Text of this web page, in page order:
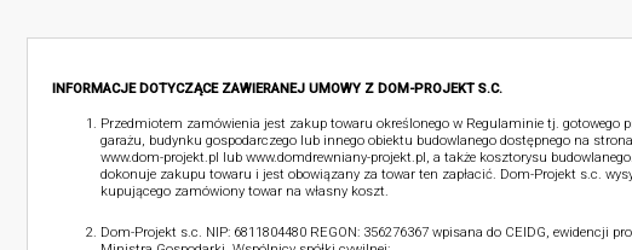
INFORMACJE DOTYCZĄCE ZAWIERANEJ UMOWY Z DOM-PROJEKT S.C.
Przedmiotem zamówienia jest zakup towaru określonego w Regulaminie tj. gotowego
garażu, budynku gospodarczego lub innego obiektu budowlanego dostępnego na
www.dom-projekt.pl lub www.domdrewniany-projekt.pl, a także kosztorysu
dokonuje zakupu towaru i jest obowiązany za towar ten zapłacić. Dom-Projekt s.c.
kupującego zamówiony towar na własny koszt.
Dom-Projekt s.c. NIP: 6811804480 REGON: 356276367 wpisana do CEIDG, ewidencji